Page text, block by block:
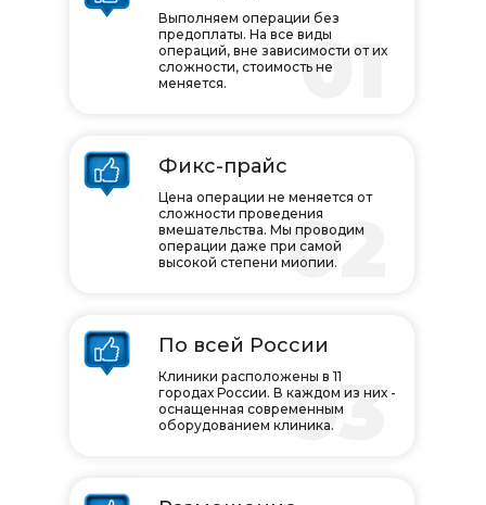
01
02
03
Выполняем операции без
предоплаты. На все виды
операций, вне зависимости от их
сложности, стоимость не
меняется.
Фикс-прайс
По всей России
Цена операции не меняется от
сложности проведения
вмешательства. Мы проводим
операции даже при самой
высокой степени миопии.
Клиники расположены в 11
городах России. В каждом из них -
оснащенная современным
оборудованием клиника.